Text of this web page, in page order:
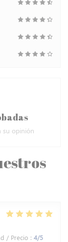
/ Precio : 4/5
su opinión